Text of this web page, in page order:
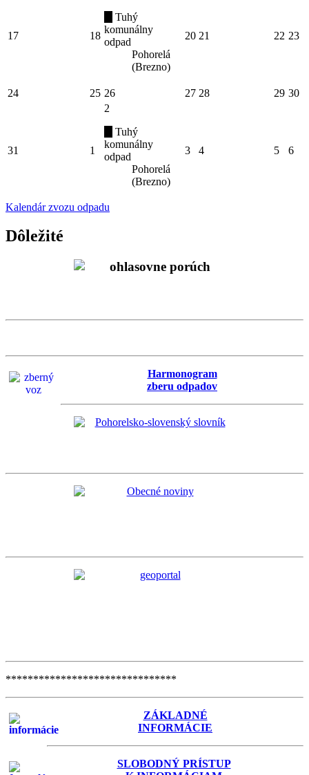
17 18
Tuhý
komunálny
odpad
Pohorelá
(Brezno)
20 21 22 23
24 25 26 27 28 29 30
31 1
2
Tuhý
komunálny
odpad
Pohorelá
(Brezno)
3 4 5 6
Kalendár zvozu odpadu
Dôležité
Harmonogram
zberu odpadov
*******************************
ZÁKLADNÉ
INFORMÁCIE
SLOBODNÝ PRÍSTUP